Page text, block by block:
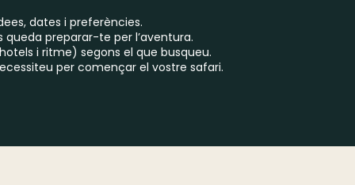
dates i preferències.
preparar-te per l’aventura.
i ritme) segons el que busqueu.
per començar el vostre safari.